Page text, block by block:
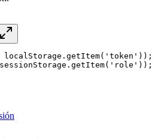
localStorage . getItem( 'token' ) ) ;
. getItem( 'role' ) ) ;